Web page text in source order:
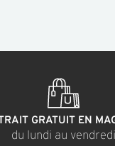
GRATUIT EN
du lundi au vendredi